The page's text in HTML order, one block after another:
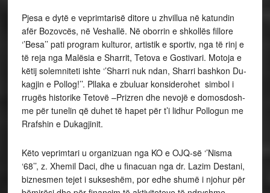
Pjesa e dytë e veprimtarisë ditore u zhvillua në katundin
afër Bozovcës, në Veshallë. Në oborrin e shko­llës fillore
‘’Besa’’ pati program kulturor, artistik e sportiv, nga të rinj e
të reja nga Malësia e Sharrit, Tetova e Go­­stivari. Motoja e
këtij solemniteti ishte ‘’Sharri nuk ndan, Sharri bashkon Du­
kagjin e Po­ll­og!’’. Pllaka e zbuluar konsiderohet simbol i
rrugës historike Tetovë –Prizren dhe nevojë e domosdo­sh­
me për tunelin që duhet të hapet për t’i lidhur Pollogun me
Rrafshin e Du­ka­gjinit.
Këto veprimtari u organizuan nga KO e OJQ-së ‘’Nisma
‘68’’, z. Xhemil Daci, dhe u finacuan nga dr. Lazim Destani,
biznesmen tejet i sukseshëm, por edhe shumë i njohur për